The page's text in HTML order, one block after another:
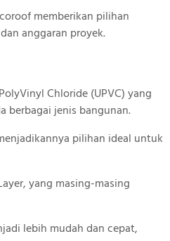
memberikan pilihan
anggaran proyek.
Chloride (UPVC) yang
berbagai jenis bangunan.
pilihan ideal untuk
yang masing-masing
lebih mudah dan cepat,